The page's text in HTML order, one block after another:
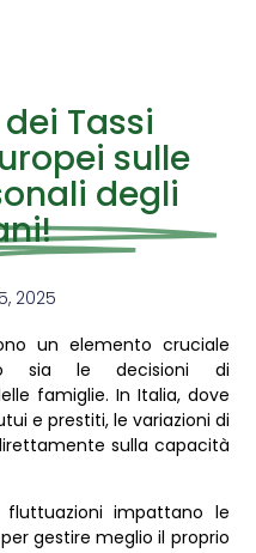
dei Tassi
sulle
degli
2025
un elemento cruciale
sia le decisioni di
famiglie. In Italia, dove
e prestiti, le variazioni di
sulla capacità
impattano le
gestire meglio il proprio